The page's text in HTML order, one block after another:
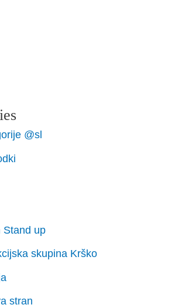
@sl
Stand up
skupina Krško
stran